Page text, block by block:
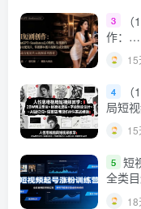
3
作：
程，
全流程
15
4
局短
授×
计
件实战
15
5 短
全类
节奏
18